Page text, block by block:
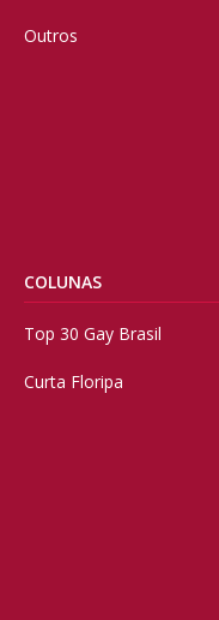
Outros
COLUNAS
Top 30 Gay Brasil
Curta Floripa